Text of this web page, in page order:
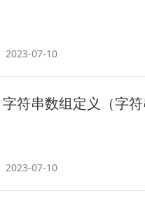
2023-07-10
字符串数组定义（字符
2023-07-10